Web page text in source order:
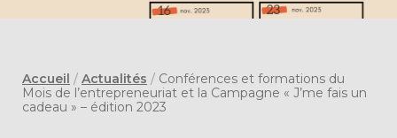
Accueil / Actualités / Conférences et formations du
Mois de l’entrepreneuriat et la Campagne « J’me fais un
cadeau » – édition 2023